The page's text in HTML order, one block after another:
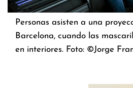
Personas asisten a una
Barcelona, cuando las
en interiores. Foto: ©Jorge